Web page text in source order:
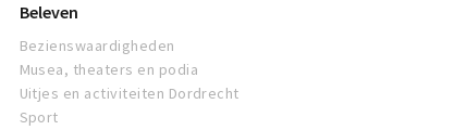
Beleven
Bezienswaardigheden
Musea, theaters en podia
Uitjes en activiteiten Dordrecht
Sport